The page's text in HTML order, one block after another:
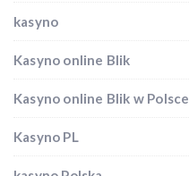
kasyno
Kasyno online Blik
Kasyno online Blik w Polsce
Kasyno PL